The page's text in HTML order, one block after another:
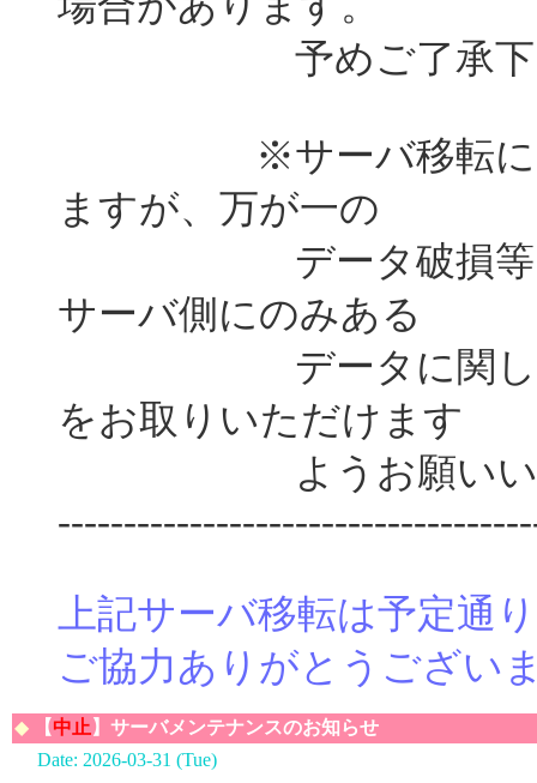
予めご了承下
※サーバ移転には最
ますが、万が一の
データ破損等に備
サーバ側にのみある
データに関しては
をお取りいただけます
ようお願いいた
上記サーバ移転は予定通
ご協力ありがとうござい
◆ 【中止 】サーバメンテナンスのお知らせ
Date: 2026-03-31 (Tue)